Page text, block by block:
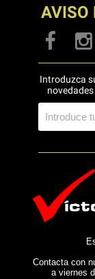
AVISO
Introduzca
Contacta con
a viernes